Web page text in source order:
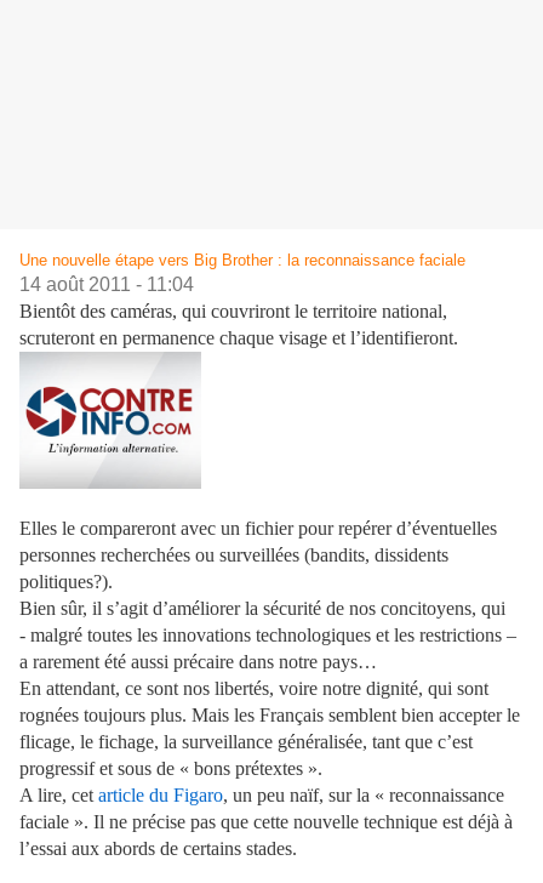
Une nouvelle étape vers Big Brother : la reconnaissance faciale
14 août 2011 - 11:04
Bientôt des caméras, qui couvriront le territoire national,
scruteront en permanence chaque visage et l’identifieront.
Elles le compareront avec un fichier pour repérer d’éventuelles
personnes recherchées ou surveillées (bandits, dissidents
politiques?).
Bien sûr, il s’agit d’améliorer la sécurité de nos concitoyens, qui
- malgré toutes les innovations technologiques et les restrictions –
a rarement été aussi précaire dans notre pays…
En attendant, ce sont nos libertés, voire notre dignité, qui sont
rognées toujours plus. Mais les Français semblent bien accepter le
flicage, le fichage, la surveillance généralisée, tant que c’est
progressif et sous de « bons prétextes ».
A lire, cet article du Figaro, un peu naïf, sur la « reconnaissance
faciale ». Il ne précise pas que cette nouvelle technique est déjà à
l’essai aux abords de certains stades.